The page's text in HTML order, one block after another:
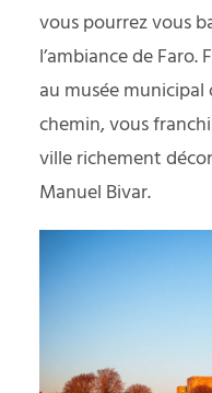
vous pourrez vous
l’ambiance de
au musée municipal
chemin, vous
ville richement
Manuel Bivar.